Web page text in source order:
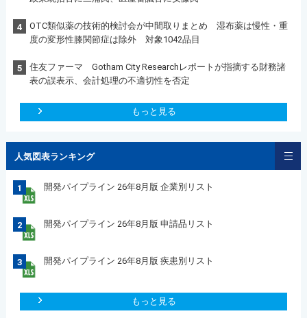
4
OTC類似薬の技術的検討会が中間取りまとめ 湿布薬は慢性・重
度の変形性膝関節症は除外 対象1042品目
5
住友ファーマ Gotham City Researchレポートが指摘する財務諸
表の誤表示、会計処理の不適切性を否定
もっと見る
人気図表ランキング
1 開発パイプライン 26年8月版 企業別リスト
2 開発パイプライン 26年8月版 申請品リスト
3 開発パイプライン 26年8月版 疾患別リスト
もっと見る